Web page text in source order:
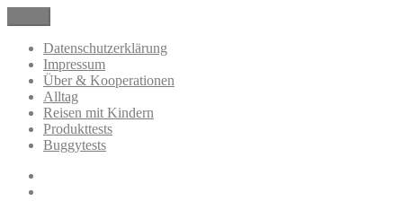
Inhalt
springen
BloggerMumOf3Boys
Mamablog
Mamablog über das Leben mit drei Kindern mit Produkttests und
Alltagsthemen
Datenschutzerklärung
Impressum
Über & Kooperationen
Alltag
Reisen mit Kindern
Produkttests
Buggytests